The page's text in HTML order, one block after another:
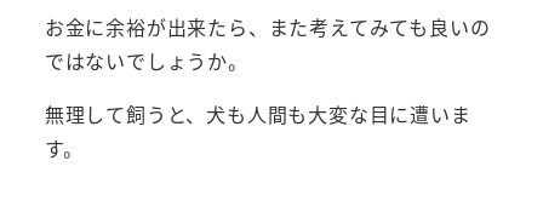
お金に余裕が出来たら、また考えてみても良いの
ではないでしょうか。
無理して飼うと、犬も人間も大変な目に遭いま
す。